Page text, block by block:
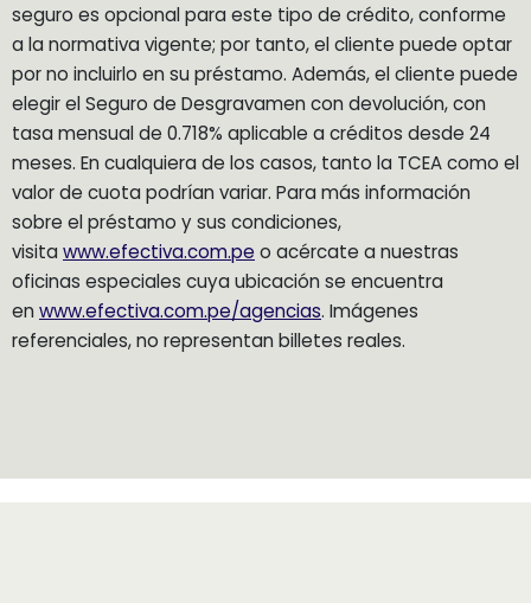
seguro es opcional para este tipo de crédito, conforme
a la normativa vigente; por tanto, el cliente puede optar
por no incluirlo en su préstamo. Además, el cliente puede
elegir el Seguro de Desgravamen con devolución, con
tasa mensual de 0.718% aplicable a créditos desde 24
meses. En cualquiera de los casos, tanto la TCEA como el
valor de cuota podrían variar. Para más información
sobre el préstamo y sus condiciones,
visita www.efectiva.com.pe o acércate a nuestras
oficinas especiales cuya ubicación se encuentra
en www.efectiva.com.pe/agencias. Imágenes
referenciales, no representan billetes reales.